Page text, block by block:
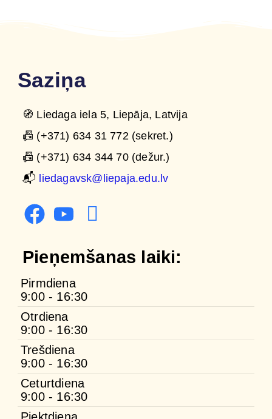
Saziņa
🧭 Liedaga iela 5, Liepāja, Latvija
📠 (+371) 634 31 772 (sekret.)
📠 (+371) 634 344 70 (dežur.)
📬 liedagavsk@liepaja.edu.lv
Pieņemšanas laiki:
Pirmdiena
9:00 - 16:30
Otrdiena
9:00 - 16:30
Trešdiena
9:00 - 16:30
Ceturtdiena
9:00 - 16:30